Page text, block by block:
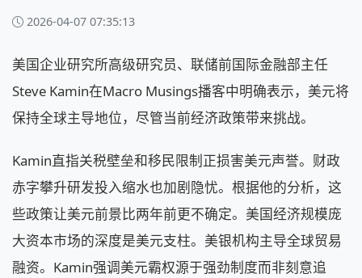
2026-04-07 07:35:13
美国企业研究所高级研究员、联储前国际金融部主任
Steve Kamin在Macro Musings播客中明确表示，美元将
保持全球主导地位，尽管当前经济政策带来挑战。
Kamin直指关税壁垒和移民限制正损害美元声誉。财政
赤字攀升研发投入缩水也加剧隐忧。根据他的分析，这
些政策让美元前景比两年前更不确定。美国经济规模庞
大资本市场的深度是美元支柱。美银机构主导全球贸易
融资。Kamin强调美元霸权源于强劲制度而非刻意追